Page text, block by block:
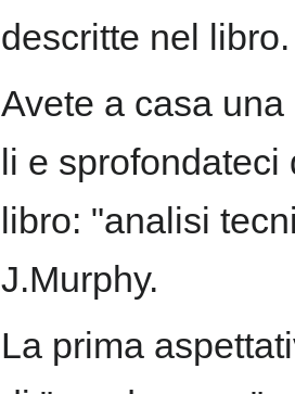
descritte nel libro.
Avete a casa
li e sprofondateci
libro: "analisi
J.Murphy.
La prima